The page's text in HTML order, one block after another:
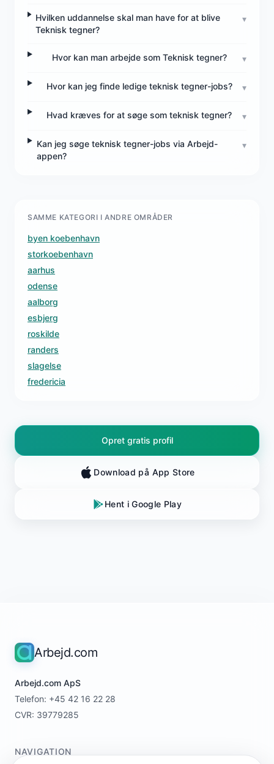
Hvilken uddannelse skal man have for at blive
Teknisk tegner?
▾
Hvor kan man arbejde som Teknisk tegner? ▾
Hvor kan jeg finde ledige teknisk tegner-jobs? ▾
Hvad kræves for at søge som teknisk tegner? ▾
Kan jeg søge teknisk tegner-jobs via Arbejd-
appen?
▾
SAMME KATEGORI I ANDRE OMRÅDER
byen koebenhavn
storkoebenhavn
aarhus
odense
aalborg
esbjerg
roskilde
randers
slagelse
fredericia
Opret gratis profil
Download på App Store
Hent i Google Play
Arbejd.com
Arbejd.com ApS
Telefon: +45 42 16 22 28
CVR: 39779285
NAVIGATION